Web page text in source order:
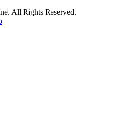
All Rights Reserved.